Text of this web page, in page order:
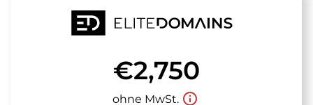
€2,750
ohne MwSt. info_outline